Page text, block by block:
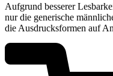
Aufgrund besserer
nur die generische
die Ausdrucksformen auf